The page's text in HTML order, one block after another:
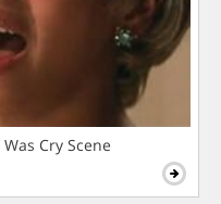
Cry Scene